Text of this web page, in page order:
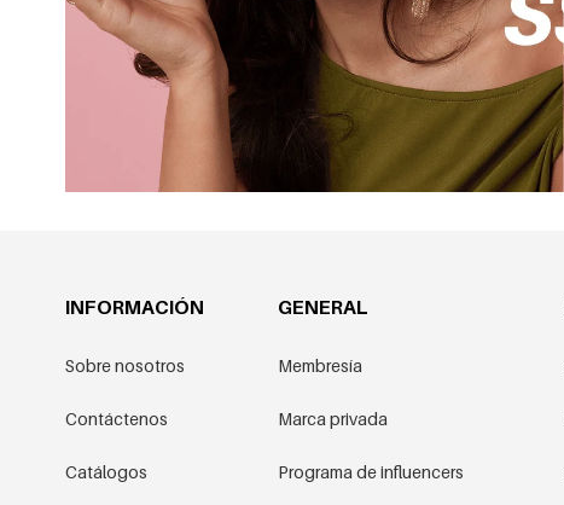
INFORMACIÓN
Sobre nosotros
Contáctenos
Catálogos
GENERAL
Membresía
Marca privada
Programa de influencers